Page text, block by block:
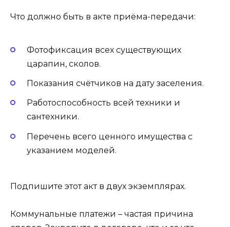
Что должно быть в акте приёма-передачи:
Фотофиксация всех существующих
царапин, сколов.
Показания счётчиков на дату заселения.
Работоспособность всей техники и
сантехники.
Перечень всего ценного имущества с
указанием моделей.
Подпишите этот акт в двух экземплярах.
Коммунальные платежи – частая причина